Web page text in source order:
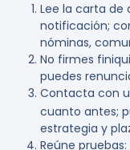
Lee la carta de
notificación;
nóminas,
No firmes
puedes
Contacta con
cuanto antes;
estrategia y
Reúne